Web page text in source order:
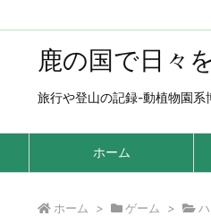
鹿の国で日々
旅行や登山の記録-動植物園系
ホーム
ホーム > ゲーム >